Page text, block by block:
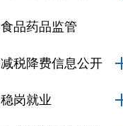
食品药品监管
减税降费信息公开
稳岗就业